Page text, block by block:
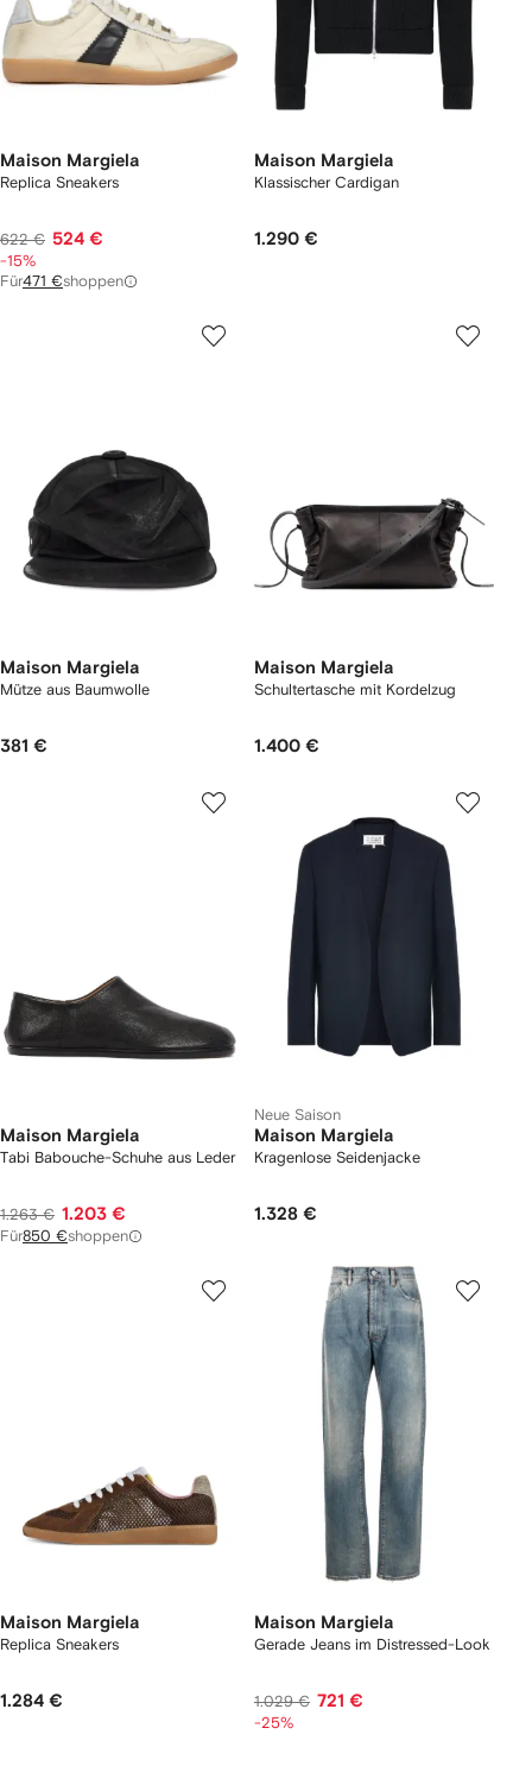
Maison Margiela
Replica Sneakers
622 € 524 €
-15%
Für471 €shoppen
Maison Margiela
Klassischer Cardigan
1.290 €
Maison Margiela
Mütze aus Baumwolle
381 €
Maison Margiela
Schultertasche mit Kordelzug
1.400 €
Maison Margiela
Tabi Babouche-Schuhe aus Leder
1.263 € 1.203 €
Für850 €shoppen
Neue Saison
Maison Margiela
Kragenlose Seidenjacke
1.328 €
Maison Margiela
Replica Sneakers
1.284 €
Maison Margiela
Gerade Jeans im Distressed-Look
1.029 € 721 €
-25%